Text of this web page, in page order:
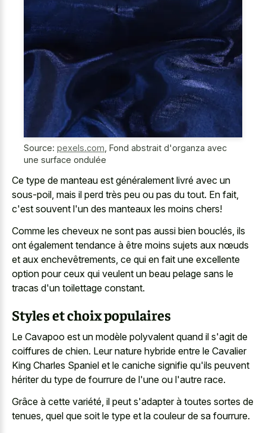
Source: pexels.com Fond abstrait d'organza avec
une surface ondulée
Ce type de manteau est généralement livré avec un
sous-poil, mais il perd très peu ou pas du tout. En fait,
c'est souvent l'un des manteaux les moins chers!
Comme les cheveux ne sont pas aussi bien bouclés, ils
ont également tendance à être moins sujets aux nœuds
et aux enchevêtrements, ce qui en fait une excellente
option pour ceux qui veulent un beau pelage sans le
tracas d'un toilettage constant.
Styles et choix populaires
Le Cavapoo est un modèle polyvalent quand il s'agit de
coiffures de chien. Leur nature hybride entre le Cavalier
King Charles Spaniel et le caniche signifie qu'ils peuvent
hériter du type de fourrure de l'une ou l'autre race.
Grâce à cette variété, il peut s'adapter à toutes sortes de
tenues, quel que soit le type et la couleur de sa fourrure.